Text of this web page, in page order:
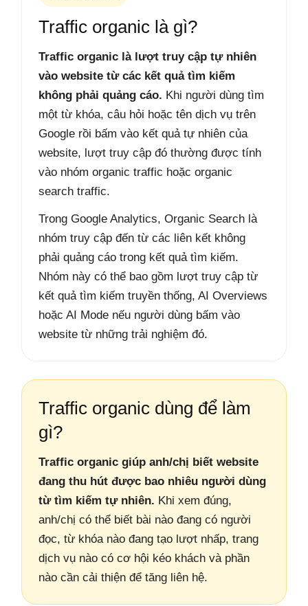
Traffic organic là gì?
Traffic organic là lượt truy cập tự nhiên
vào website từ các kết quả tìm kiếm
không phải quảng cáo. Khi người dùng tìm
một từ khóa, câu hỏi hoặc tên dịch vụ trên
Google rồi bấm vào kết quả tự nhiên của
website, lượt truy cập đó thường được tính
vào nhóm organic traffic hoặc organic
search traffic.
Trong Google Analytics, Organic Search là
nhóm truy cập đến từ các liên kết không
phải quảng cáo trong kết quả tìm kiếm.
Nhóm này có thể bao gồm lượt truy cập từ
kết quả tìm kiếm truyền thống, AI Overviews
hoặc AI Mode nếu người dùng bấm vào
website từ những trải nghiệm đó.
Traffic organic dùng để làm
gì?
Traffic organic giúp anh/chị biết website
đang thu hút được bao nhiêu người dùng
từ tìm kiếm tự nhiên. Khi xem đúng,
anh/chị có thể biết bài nào đang có người
đọc, từ khóa nào đang tạo lượt nhấp, trang
dịch vụ nào có cơ hội kéo khách và phần
nào cần cải thiện để tăng liên hệ.